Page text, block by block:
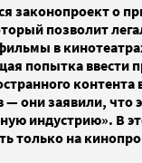
законопроект о
позволит
в
попытка ввести
контента
— они заявили, что
индустрию». В
только на